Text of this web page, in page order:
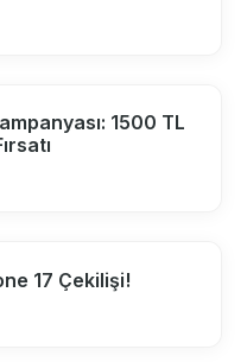
1500 TL
17 Çekilişi!